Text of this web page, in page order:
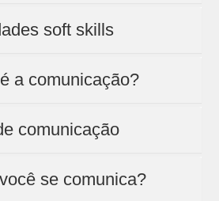
soft skills
a comunicação?
comunicação
se comunica?